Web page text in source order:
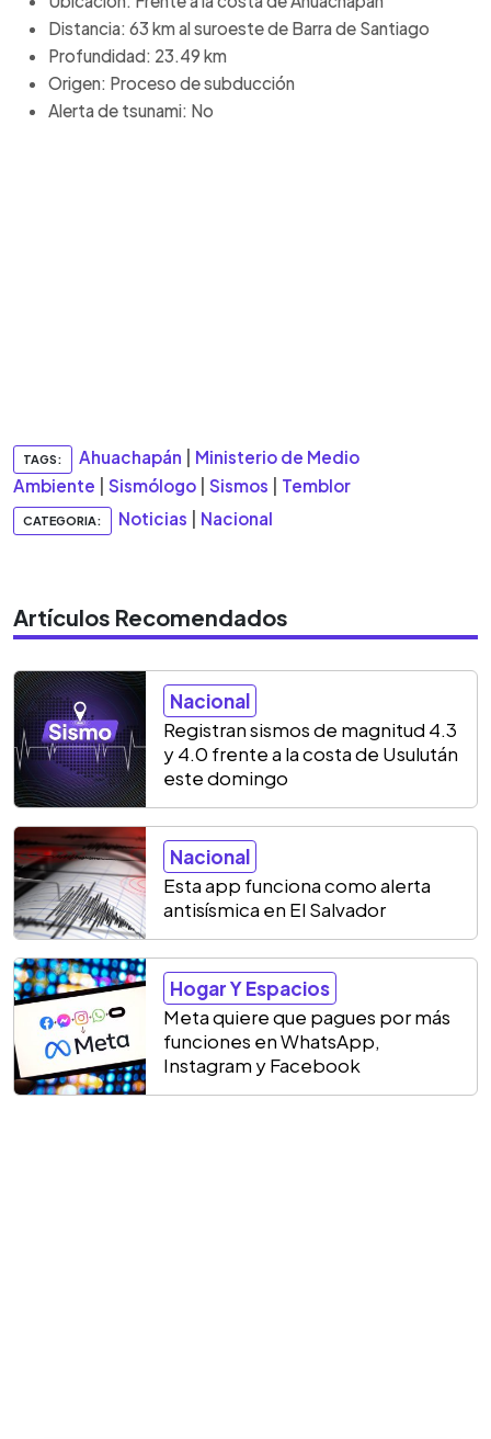
Distancia: 63 km al suroeste de Barra de Santiago
Profundidad: 23.49 km
Origen: Proceso de subducción
Alerta de tsunami: No
TAGS: Ahuachapán
Ministerio de Medio
Ambiente
Sismólogo Sismos Temblor
CATEGORIA: Noticias Nacional
Artículos Recomendados
Nacional
Registran sismos de magnitud 4.3
y 4.0 frente a la costa de Usulután
este domingo
Nacional
Esta app funciona como alerta
antisísmica en El Salvador
Hogar Y Espacios
Meta quiere que pagues por más
funciones en WhatsApp,
Instagram y Facebook